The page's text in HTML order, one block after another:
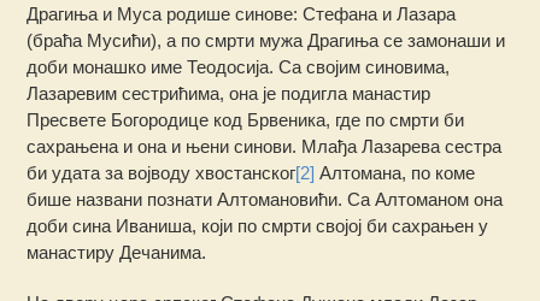
Драгиња и Муса родише синове: Стефана и Лазара
(браћа Мусићи), а по смрти мужа Драгиња се замонаши и
доби монашко име Теодосија. Са својим синовима,
Лазаревим сестрићима, она је подигла манастир
Пресвете Богородице код Брвеника, где по смрти би
сахрањена и она и њени синови. Млађа Лазарева сестра
би удата за војводу хвостанског[2] Алтомана, по коме
бише названи познати Алтомановићи. Са Алтоманом она
доби сина Иваниша, који по смрти својој би сахрањен у
манастиру Дечанима.